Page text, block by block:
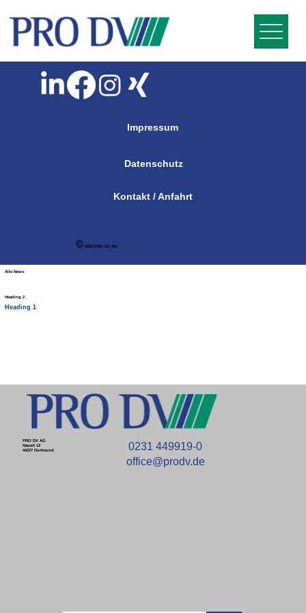
Alle News
Heading 2
Heading 1
PRO DV AG
Hauert 12
44227 Dortmund
0231 449919-0
office@prodv.de
Impressum
Datenschutz
Kontakt / Anfahrt
© 2026 PRO DV AG